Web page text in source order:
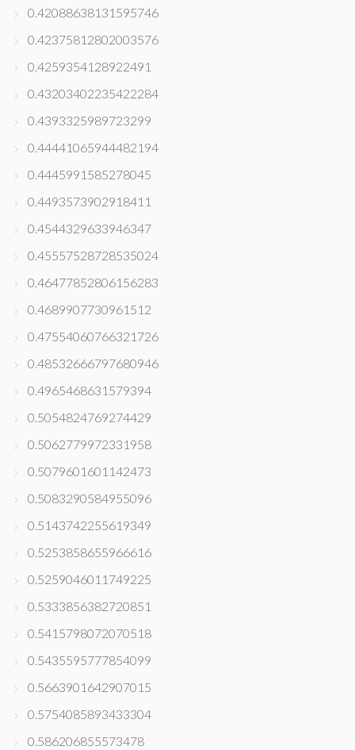
0.42088638131595746
0.42375812802003576
0.4259354128922491
0.43203402235422284
0.4393325989723299
0.44441065944482194
0.4445991585278045
0.4493573902918411
0.4544329633946347
0.45557528728535024
0.46477852806156283
0.4689907730961512
0.47554060766321726
0.48532666797680946
0.4965468631579394
0.5054824769274429
0.5062779972331958
0.5079601601142473
0.5083290584955096
0.5143742255619349
0.5253858655966616
0.5259046011749225
0.5333856382720851
0.5415798072070518
0.5435595777854099
0.5663901642907015
0.5754085893433304
0.586206855573478